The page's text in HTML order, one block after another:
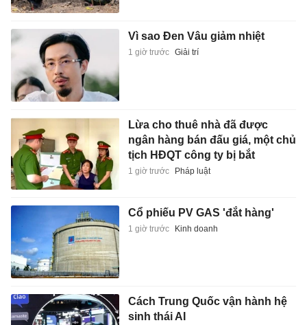
Vì sao Đen Vâu giảm nhiệt
1 giờ trước Giải trí
Lừa cho thuê nhà đã được
ngân hàng bán đấu giá, một chủ
tịch HĐQT công ty bị bắt
1 giờ trước Pháp luật
Cổ phiếu PV GAS 'đắt hàng'
1 giờ trước Kinh doanh
Cách Trung Quốc vận hành hệ
sinh thái AI